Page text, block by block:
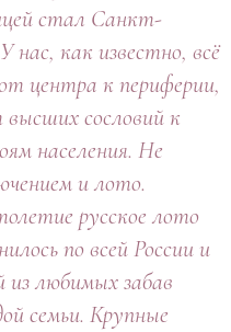
стал Санкт-
нас, как известно, всё
центра к периферии,
сословий к
населения. Не
и лото.
русское лото
по всей России и
из любимых забав
семьи. Крупные